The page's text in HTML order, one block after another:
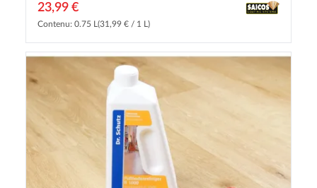
23,99 €
Contenu: 0.75 L (31,99 € / 1 L)